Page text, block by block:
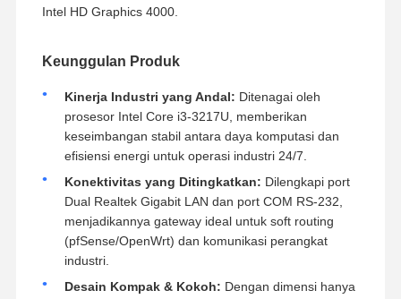
Intel HD Graphics 4000.
Keunggulan Produk
Kinerja Industri yang Andal: Ditenagai oleh
prosesor Intel Core i3-3217U, memberikan
keseimbangan stabil antara daya komputasi dan
efisiensi energi untuk operasi industri 24/7.
Konektivitas yang Ditingkatkan: Dilengkapi port
Dual Realtek Gigabit LAN dan port COM RS-232,
menjadikannya gateway ideal untuk soft routing
(pfSense/OpenWrt) dan komunikasi perangkat
industri.
Desain Kompak & Kokoh: Dengan dimensi hanya